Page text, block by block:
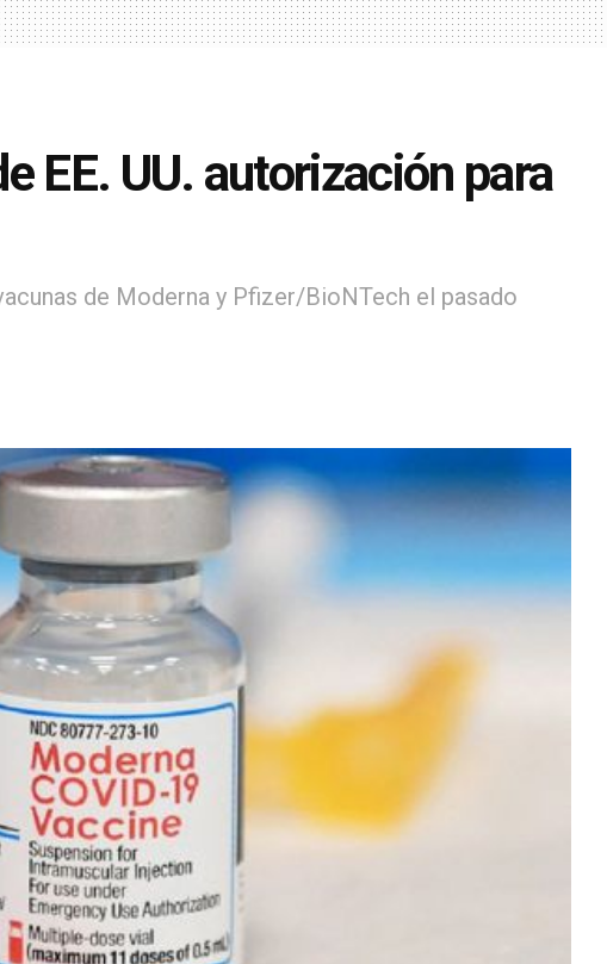
EE. UU. autorización para
de Moderna y Pfizer/BioNTech el pasado